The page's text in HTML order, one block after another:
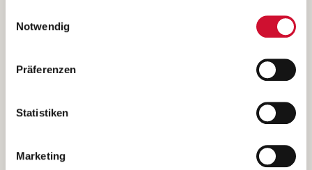
Wenn Sie auf „Cookies zulassen“ klicken, so stimmen
Sie der Speicherung sämtlicher Cookies zu. Sie können
Ihre Einwilligung selbstverständlich jederzeit widerrufen,
indem Sie die Cookie-Einstellungen aufrufen und diese
unsererDatenschutzerklärung
Notwendig
Präferenzen
Statistiken
Marketing
Betreiber der Webseite
Kantstraße 45a
(Ein Tochterunternehmen des AWO Bezirksverbandes Unterfranken
e.V.)